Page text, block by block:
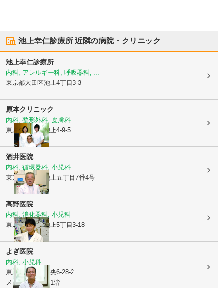
池上幸仁診療所 近隣の病院・クリニック
池上幸仁診療所
内科, アレルギー科, 呼吸器科, ...
東京都大田区池上4丁目3-3
原本クリニック
内科, 整形外科, 皮膚科
東京都大田区池上4-9-5
酒井医院
内科, 循環器科, 小児科
東京都大田区
池上五丁目7番4号
高野医院
内科, 消化器科, 小児科
東京都大田区池上5丁目3-18
よぎ医院
内科, 小児科
東京都大田区
中央6-28-2
メゾンクレール1階